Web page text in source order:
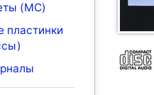
(MC)
пластинки